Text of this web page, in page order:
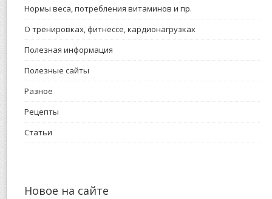
Нормы веса, потребления витаминов и пр.
О тренировках, фитнессе, кардионагрузках
Полезная информация
Полезные сайты
Разное
Рецепты
Статьи
Новое на сайте